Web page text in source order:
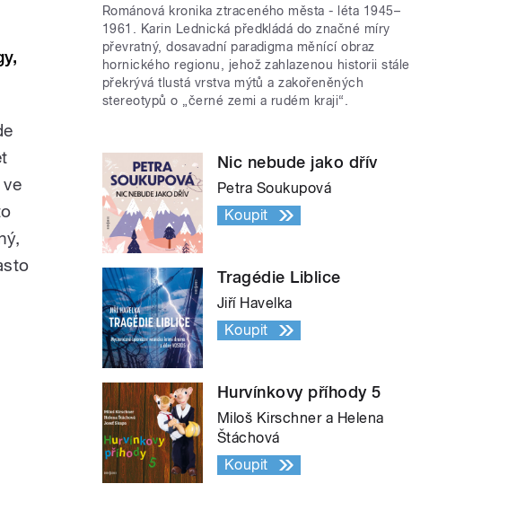
Románová kronika ztraceného města - léta 1945–
1961. Karin Lednická předkládá do značné míry
převratný, dosavadní paradigma měnící obraz
hornického regionu, jehož zahlazenou historii stále
překrývá tlustá vrstva mýtů a zakořeněných
stereotypů o „černé zemi a rudém kraji“.
Nic nebude jako dřív
Petra Soukupová
Koupit
Tragédie Liblice
Jiří Havelka
Koupit
Hurvínkovy příhody 5
Miloš Kirschner a Helena
Štáchová
Koupit